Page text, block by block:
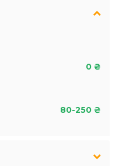
0 ₴
80-250 ₴